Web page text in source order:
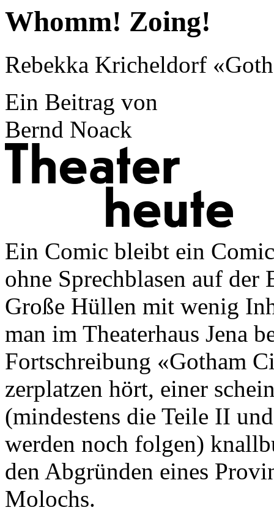
Whomm! Zoing!
Rebekka Kricheldorf
Ein Beitrag von
Bernd Noack
Ein Comic bleibt ein
ohne Sprechblasen auf
Große Hüllen mit wenig
man im Theaterhaus Jena
Fortschreibung «Gotham
zerplatzen hört, einer
(mindestens die Teile II
werden noch folgen)
den Abgründen eines
Molochs.